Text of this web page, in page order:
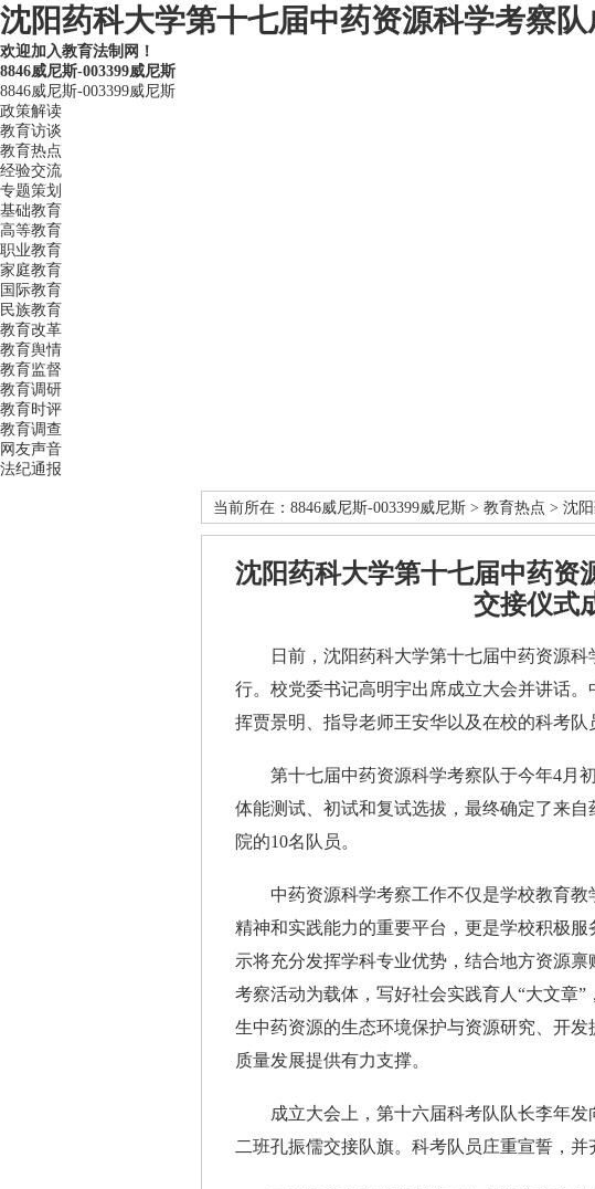
沈阳药科大学第十七届中药资源科学考察
欢迎加入教育法制网！
8846威尼斯-003399威尼斯
8846威尼斯-003399威尼斯
政策解读
教育访谈
教育热点
经验交流
专题策划
基础教育
高等教育
职业教育
家庭教育
国际教育
民族教育
教育改革
教育舆情
教育监督
教育调研
教育时评
教育调查
网友声音
法纪通报
当前所在： 8846威尼斯-003399威尼斯 > 教育热点 > 沈
沈阳药科大学第十七届中药资
交接仪式
日前，沈阳药科大学第十七届中药资源科
行。校党委书记高明宇出席成立大会并讲话
挥贾景明、指导老师王安华以及在校的科考队
第十七届中药资源科学考察队于今年4月
体能测试、初试和复试选拔，最终确定了来
院的10名队员。
中药资源科学考察工作不仅是学校教育教
精神和实践能力的重要平台，更是学校积极
示将充分发挥学科专业优势，结合地方资源
考察活动为载体，写好社会实践育人“大文章
生中药资源的生态环境保护与资源研究、开
质量发展提供有力支撑。
成立大会上，第十六届科考队队长李年发
二班孔振儒交接队旗。科考队员庄重宣誓，并